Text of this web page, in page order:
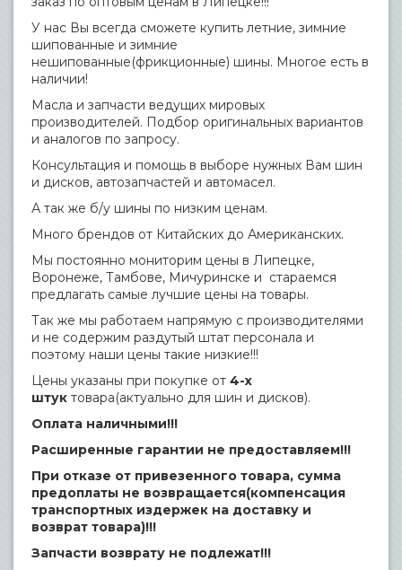
У нас Вы всегда сможете купить летние, зимние
шипованные и зимние
нешипованные(фрикционные) шины. Многое есть в
наличии!
Масла и запчасти ведущих мировых
производителей. Подбор оригинальных вариантов
и аналогов по запросу.
Консультация и помощь в выборе нужных Вам шин
и дисков, автозапчастей и автомасел.
А так же б/у шины по низким ценам.
Много брендов от Китайских до Американских.
Мы постоянно мониторим цены в Липецке,
Воронеже, Тамбове, Мичуринске и стараемся
предлагать самые лучшие цены на товары.
Так же мы работаем напрямую с производителями
и не содержим раздутый штат персонала и
поэтому наши цены такие низкие!!!
Цены указаны при покупке от 4-х
штук товара(актуально для шин и дисков).
Оплата наличными!!!
Расширенные гарантии не предоставляем!!!
При отказе от привезенного товара, сумма
предоплаты не возвращается(компенсация
транспортных издержек на доставку и
возврат товара)!!!
Запчасти возврату не подлежат!!!